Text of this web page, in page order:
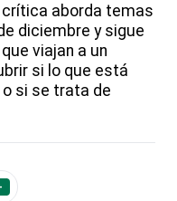
crítica aborda temas
diciembre y sigue
viajan a un
si lo que está
si se trata de